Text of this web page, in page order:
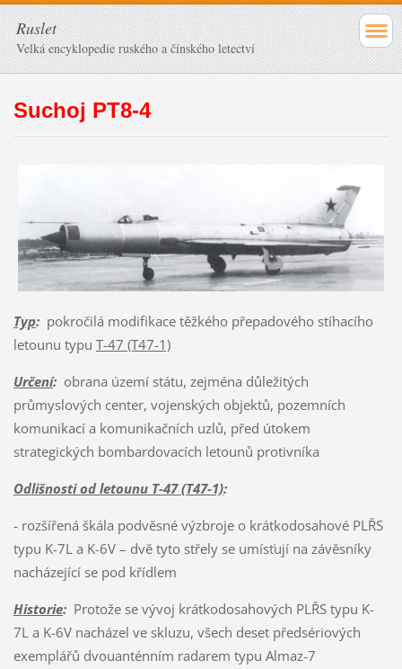
Ruslet
Velká encyklopedie ruského a čínského letectví
Suchoj PT8-4
Typ:pokročilá modifikace těžkého přepadového stíhacího
letounu typu T-47 (T47-1)
Určení:obrana území státu, zejména důležitých
průmyslových center, vojenských objektů, pozemních
komunikací a komunikačních uzlů, před útokem
strategických bombardovacích letounů protivníka
Odlišnosti od letounu T-47 (T47-1):
- rozšířená škála podvěsné výzbroje o krátkodosahové PLŘS
typu K-7L a K-6V – dvě tyto střely se umísťují na závěsníky
nacházející se pod křídlem
Historie:Protože se vývoj krátkodosahových PLŘS typu K-
7L a K-6V nacházel ve skluzu, všech deset předsériových
exemplářů dvouanténním radarem typu Almaz-7